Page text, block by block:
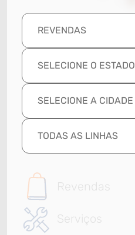
REVENDAS
SELECIONE O ESTADO
SELECIONE A CIDADE
TODAS AS LINHAS
Revendas
Serviços